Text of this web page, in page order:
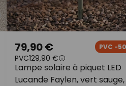
Lampe solaire à piquet LED
Lucande Faylen, vert sauge,
79,90 € PVC -
PVC129,90 €